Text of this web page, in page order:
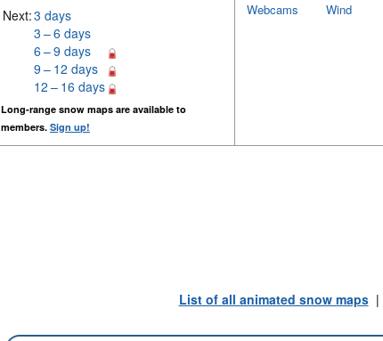
Next:3 days
3 – 6 days
6 – 9 days
9 – 12 days
12 – 16 days
Long-range snow maps are available to
members. Sign up!
Wind
Webcams
List of all animated snow maps|